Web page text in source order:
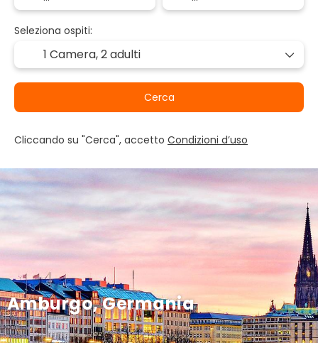
Amburgo, Germania
Seleziona ospiti:
1 Camera,2 adulti
Cerca
Cliccando su "Cerca", accetto Condizioni d’uso